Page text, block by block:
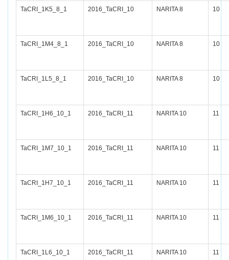
TaCRI_1K5_8_1 2016_TaCRI_10 NARITA 8 10
TaCRI_1M4_8_1 2016_TaCRI_10 NARITA 8 10
TaCRI_1L5_8_1 2016_TaCRI_10 NARITA 8 10
TaCRI_1H6_10_1 2016_TaCRI_11 NARITA 10 11
TaCRI_1M7_10_1 2016_TaCRI_11 NARITA 10 11
TaCRI_1H7_10_1 2016_TaCRI_11 NARITA 10 11
TaCRI_1M6_10_1 2016_TaCRI_11 NARITA 10 11
TaCRI_1L6_10_1 2016_TaCRI_11 NARITA 10 11